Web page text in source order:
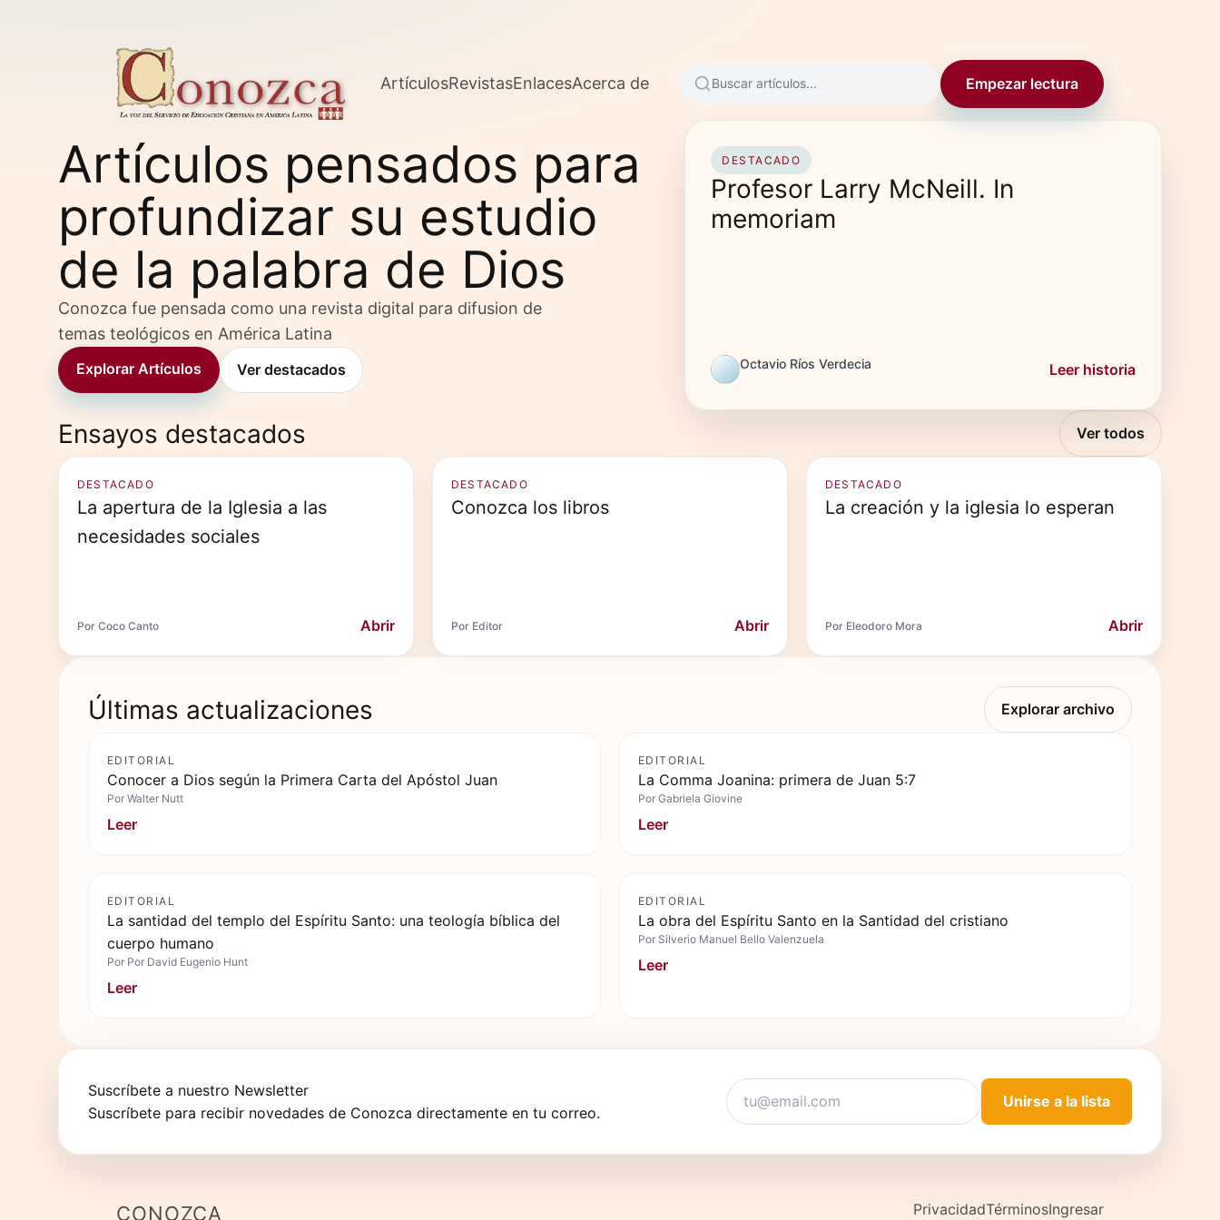
ArtículosRevistasEnlacesAcerca de Buscar artículos... Empezar lectura
Artículos pensados para
profundizar su estudio
de la palabra de Dios
Conozca fue pensada como una revista digital para difusion de
temas teológicos en América Latina
Explorar Artículos Ver destacados
DESTACADO
Profesor Larry McNeill. In
memoriam
Octavio Ríos Verdecia Leer historia
Ensayos destacados Ver todos
DESTACADO
La apertura de la Iglesia a las
necesidades sociales
Por Coco Canto Abrir
DESTACADO
Conozca los libros
Por Editor Abrir
DESTACADO
La creación y la iglesia lo esperan
Por Eleodoro Mora Abrir
Últimas actualizaciones Explorar archivo
EDITORIAL
Conocer a Dios según la Primera Carta del Apóstol Juan
Por Walter Nutt
Leer
EDITORIAL
La Comma Joanina: primera de Juan 5:7
Por Gabriela Giovine
Leer
EDITORIAL
La santidad del templo del Espíritu Santo: una teología bíblica del
cuerpo humano
Por Por David Eugenio Hunt
Leer
EDITORIAL
La obra del Espíritu Santo en la Santidad del cristiano
Por Silverio Manuel Bello Valenzuela
Leer
Suscríbete a nuestro Newsletter
Suscríbete para recibir novedades de Conozca directamente en tu correo.
Unirse a la lista
CONOZCA PrivacidadTérminosIngresar